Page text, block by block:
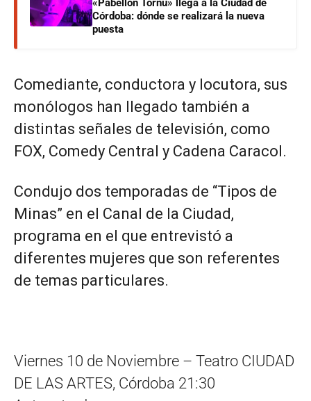
«Pabellón Tornú» llega a la Ciudad de
Córdoba: dónde se realizará la nueva
puesta
Comediante, conductora y locutora, sus
monólogos han llegado también a
distintas señales de televisión, como
FOX, Comedy Central y Cadena Caracol.
Condujo dos temporadas de “Tipos de
Minas” en el Canal de la Ciudad,
programa en el que entrevistó a
diferentes mujeres que son referentes
de temas particulares.
Viernes 10 de Noviembre – Teatro CIUDAD
DE LAS ARTES, Córdoba 21:30